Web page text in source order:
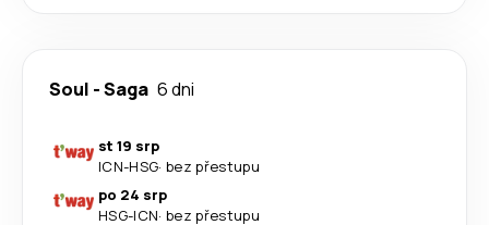
Soul -Saga 6 dni
st 19 srp
ICN-HSG· bez přestupu
po 24 srp
HSG-ICN· bez přestupu